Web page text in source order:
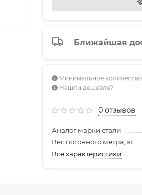
Ближайшая
Минимальное количество
Нашли дешевле?
0 отзывов
Аналог марки стали
Вес погонного метра, кг
Все характеристики